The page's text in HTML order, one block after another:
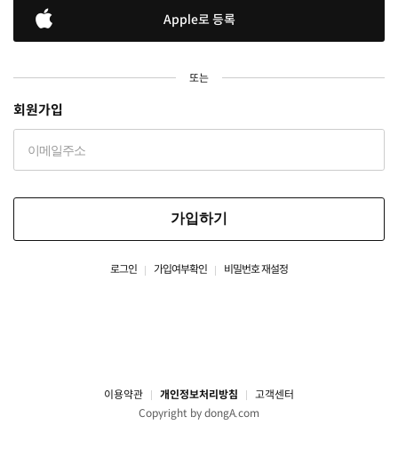
Apple로 등록
또는
회원가입
가입하기
로그인 가입여부확인 비밀번호 재설정
이용약관 개인정보처리방침
고객센터
Copyright by dongA.com